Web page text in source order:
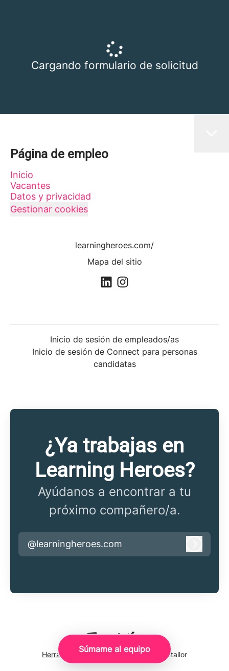
Súmame al equipo
Cargando formulario de solicitud
Página de empleo
Inicio
Vacantes
Datos y privacidad
Gestionar cookies
learningheroes.com/
Mapa del sitio
Inicio de sesión de empleados/as
Inicio de sesión de Connect para personas
candidatas
¿Ya trabajas en
Learning Heroes?
Ayúdanos a encontrar a tu
próximo compañero/a.
@learningheroes.com
Herramientas de seguimientode Teamtailor